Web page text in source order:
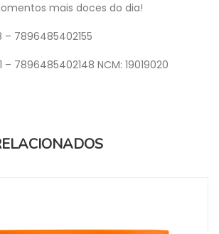
mais doces do dia!
– 7896485402155
– 7896485402148 NCM: 19019020